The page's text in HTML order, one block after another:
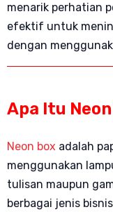
menarik perhatian
efektif untuk
dengan
Apa Itu
Neon box adalah
menggunakan
tulisan maupun
berbagai jenis